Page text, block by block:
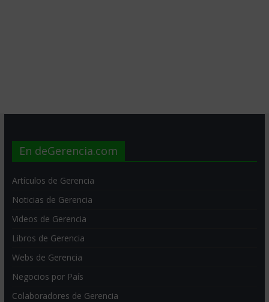
En deGerencia.com
Artículos de Gerencia
Noticias de Gerencia
Videos de Gerencia
Libros de Gerencia
Webs de Gerencia
Negocios por País
Colaboradores de Gerencia